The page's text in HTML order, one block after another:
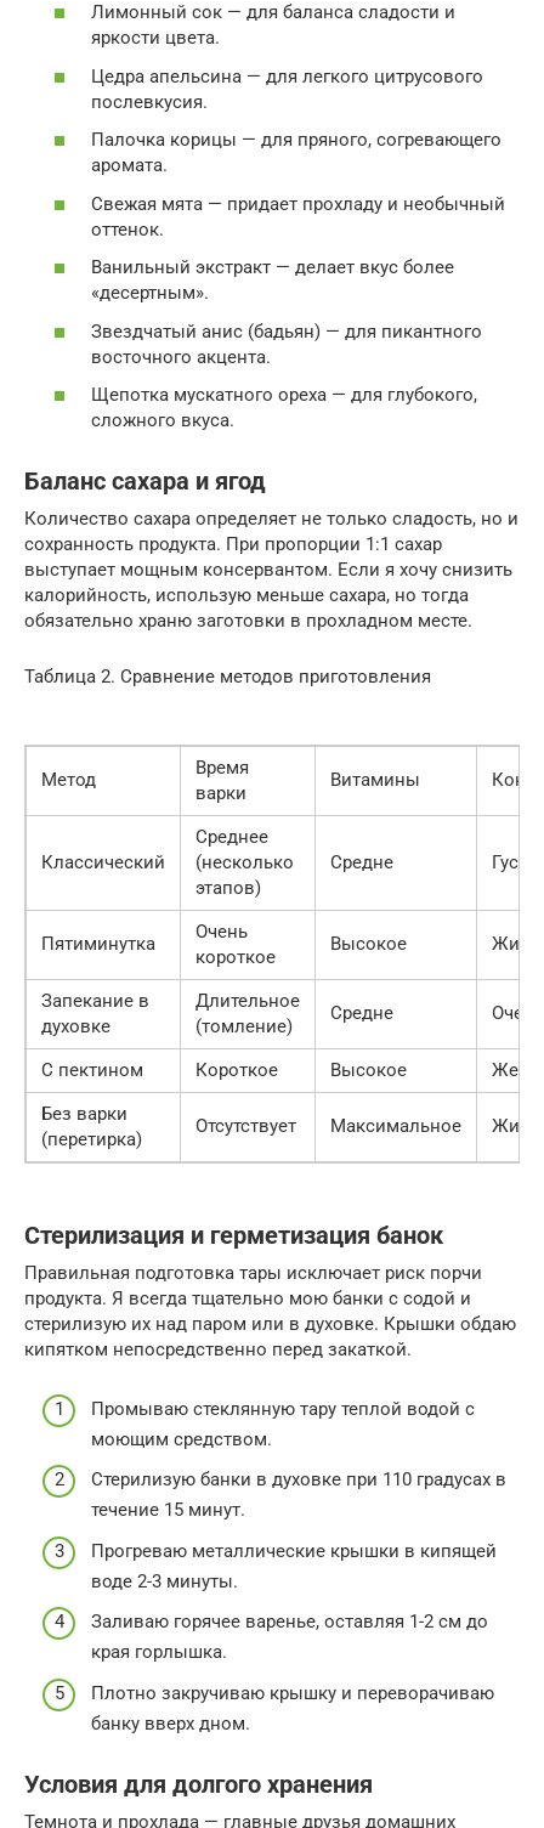
Лимонный сок — для баланса сладости и
яркости цвета.
Цедра апельсина — для легкого цитрусового
послевкусия.
Палочка корицы — для пряного, согревающего
аромата.
Свежая мята — придает прохладу и необычный
оттенок.
Ванильный экстракт — делает вкус более
«десертным».
Звездчатый анис (бадьян) — для пикантного
восточного акцента.
Щепотка мускатного ореха — для глубокого,
сложного вкуса.
Баланс сахара и ягод
Количество сахара определяет не только сладость, но и
сохранность продукта. При пропорции 1:1 сахар
выступает мощным консервантом. Если я хочу снизить
калорийность, использую меньше сахара, но тогда
обязательно храню заготовки в прохладном месте.
Таблица 2. Сравнение методов приготовления
Метод
Время
варки
Витамины
Классический
Среднее
(несколько
этапов)
Средне
Пятиминутка
Очень
короткое
Высокое
Запекание в
духовке
Длительное
(томление)
Средне
С пектином Короткое Высокое
Желе
Без варки
(перетирка)
Отсутствует Максимальное
Стерилизация и герметизация банок
Правильная подготовка тары исключает риск порчи
продукта. Я всегда тщательно мою банки с содой и
стерилизую их над паром или в духовке. Крышки обдаю
кипятком непосредственно перед закаткой.
Промываю стеклянную тару теплой водой с
моющим средством.
Стерилизую банки в духовке при 110 градусах в
течение 15 минут.
Прогреваю металлические крышки в кипящей
воде 2-3 минуты.
Заливаю горячее варенье, оставляя 1-2 см до
края горлышка.
Плотно закручиваю крышку и переворачиваю
банку вверх дном.
Условия для долгого хранения
Темнота и прохлада — главные друзья домашних